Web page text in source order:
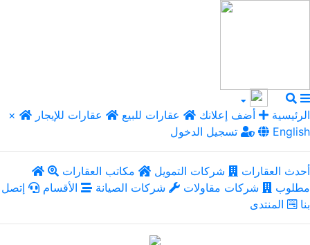
× الرئيسية أضف إعلانك عقارات للبيع
عقارات للإيجار
تسجيل الدخول
English
أحدث العقارات شركات التمويل
مكاتب العقارات
مطلوب
شركات مقاولات شركات الصيانة الأقسام
إتصل
بنا
المنتدى